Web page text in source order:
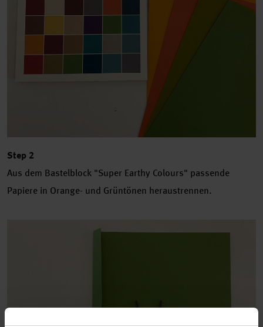
Step 2
Aus dem Bastelblock "Super Earthy Colours" passende
Papiere in Orange- und Grüntönen heraustrennen.